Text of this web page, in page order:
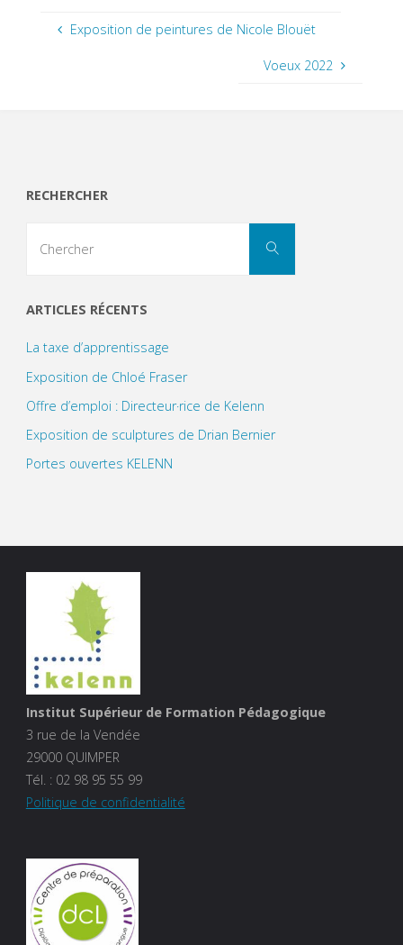
Exposition de peintures de Nicole Blouët
Voeux 2022
RECHERCHER
Chercher
ARTICLES RÉCENTS
La taxe d’apprentissage
Exposition de Chloé Fraser
Offre d’emploi : Directeur·rice de Kelenn
Exposition de sculptures de Drian Bernier
Portes ouvertes KELENN
Institut Supérieur de Formation Pédagogique
3 rue de la Vendée
29000 QUIMPER
Tél. : 02 98 95 55 99
Politique de confidentialité